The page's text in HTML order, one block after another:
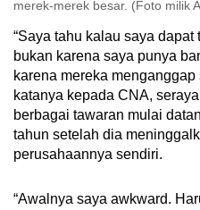
merek-merek besar. (Foto milik
“Saya tahu kalau saya
bukan karena saya punya
karena mereka menganggap
katanya kepada CNA,
berbagai tawaran mulai
tahun setelah dia
perusahaannya sendiri.
“Awalnya saya awkward.